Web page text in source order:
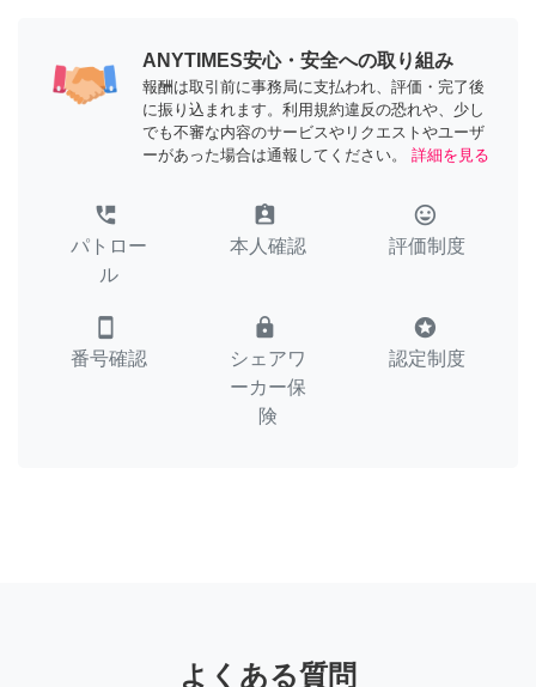
ANYTIMES安心・安全への取り組み
報酬は取引前に事務局に支払われ、評価・完了後
に振り込まれます。利用規約違反の恐れや、少し
でも不審な内容のサービスやリクエストやユーザ
ーがあった場合は通報してください。
詳細を見る
perm_phone_msg
パトロー
ル
assignment_ind
本人確認
tag_faces
評価制度
smartphone
番号確認
lock
シェアワ
ーカー保
険
stars
認定制度
よくある質問